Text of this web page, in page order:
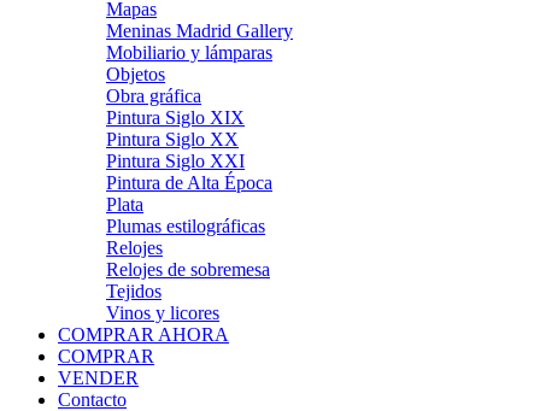
Mapas
Meninas Madrid Gallery
Mobiliario y lámparas
Objetos
Obra gráfica
Pintura Siglo XIX
Pintura Siglo XX
Pintura Siglo XXI
Pintura de Alta Época
Plata
Plumas estilográficas
Relojes
Relojes de sobremesa
Tejidos
Vinos y licores
COMPRAR AHORA
COMPRAR
VENDER
Contacto